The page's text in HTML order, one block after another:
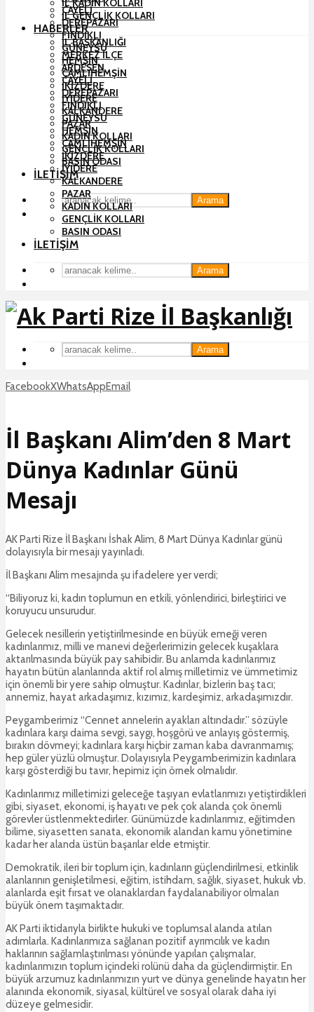
ÇAYELI
DEREPAZARI
FINDIKLI
GÜNEYSU
HEMŞIN
ÇAMLIHEMŞIN
İKIZDERE
İYIDERE
KALKANDERE
PAZAR
KADIN KOLLARI
GENÇLIK KOLLARI
BASIN ODASI
İLETIŞIM
Arama
İL KADIN KOLLARI
İL GENÇLIK KOLLARI
HABERLER
İL BAŞKANLIĞI
MERKEZ İLÇE
ARDEŞEN
ÇAYELI
DEREPAZARI
FINDIKLI
GÜNEYSU
HEMŞIN
ÇAMLIHEMŞIN
İKIZDERE
İYIDERE
KALKANDERE
PAZAR
KADIN KOLLARI
GENÇLIK KOLLARI
BASIN ODASI
İLETIŞIM
Arama
Arama
FacebookXWhatsAppEmail
İl Başkanı Alim’den 8 Mart
Dünya Kadınlar Günü
Mesajı
AK Parti Rize İl Başkanı İshak Alim, 8 Mart Dünya Kadınlar günü
dolayısıyla bir mesajı yayınladı.
İl Başkanı Alim mesajında şu ifadelere yer verdi;
“Biliyoruz ki, kadın toplumun en etkili, yönlendirici, birleştirici ve
koruyucu unsurudur.
Gelecek nesillerin yetiştirilmesinde en büyük emeği veren
kadınlarımız, milli ve manevi değerlerimizin gelecek kuşaklara
aktarılmasında büyük pay sahibidir. Bu anlamda kadınlarımız
hayatın bütün alanlarında aktif rol almış milletimiz ve ümmetimiz
için önemli bir yere sahip olmuştur. Kadınlar, bizlerin baş tacı;
annemiz, hayat arkadaşımız, kızımız, kardeşimiz, arkadaşımızdır.
Peygamberimiz “Cennet annelerin ayakları altındadır.” sözüyle
kadınlara karşı daima sevgi, saygı, hoşgörü ve anlayış göstermiş,
bırakın dövmeyi; kadınlara karşı hiçbir zaman kaba davranmamış;
hep güler yüzlü olmuştur. Dolayısıyla Peygamberimizin kadınlara
karşı gösterdiği bu tavır, hepimiz için örnek olmalıdır.
Kadınlarımız milletimizi geleceğe taşıyan evlatlarımızı yetiştirdikleri
gibi, siyaset, ekonomi, iş hayatı ve pek çok alanda çok önemli
görevler üstlenmektedirler. Günümüzde kadınlarımız, eğitimden
bilime, siyasetten sanata, ekonomik alandan kamu yönetimine
kadar her alanda üstün başarılar elde etmiştir.
Demokratik, ileri bir toplum için, kadınların güçlendirilmesi, etkinlik
alanlarının genişletilmesi, eğitim, istihdam, sağlık, siyaset, hukuk vb.
alanlarda eşit fırsat ve olanaklardan faydalanabiliyor olmaları
büyük önem taşımaktadır.
AK Parti iktidarıyla birlikte hukuki ve toplumsal alanda atılan
adımlarla. Kadınlarımıza sağlanan pozitif ayrımcılık ve kadın
haklarının sağlamlaştırılması yönünde yapılan çalışmalar,
kadınlarımızın toplum içindeki rolünü daha da güçlendirmiştir. En
büyük arzumuz kadınlarımızın yurt ve dünya genelinde hayatın her
alanında ekonomik, siyasal, kültürel ve sosyal olarak daha iyi
düzeye gelmesidir.